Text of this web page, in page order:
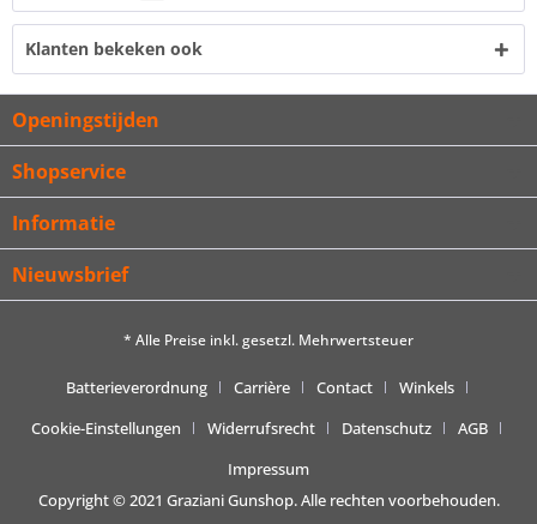
Klanten bekeken ook
Openingstijden
Shopservice
Informatie
Nieuwsbrief
* Alle Preise inkl. gesetzl. Mehrwertsteuer
Batterieverordnung Carrière Contact
Winkels
Cookie-Einstellungen
Widerrufsrecht Datenschutz
AGB
Impressum
Copyright © 2021 Graziani Gunshop. Alle rechten voorbehouden.